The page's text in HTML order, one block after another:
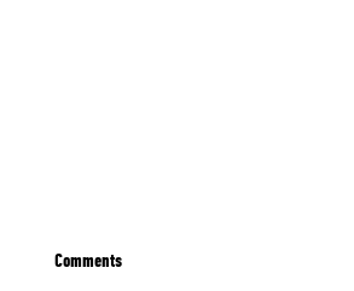
Comments